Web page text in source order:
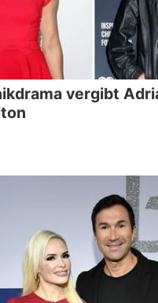
vergibt